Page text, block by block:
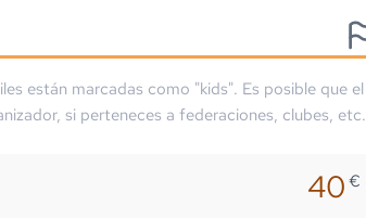
están marcadas como "kids". Es posible que el
si perteneces a federaciones, clubes, etc.
40€